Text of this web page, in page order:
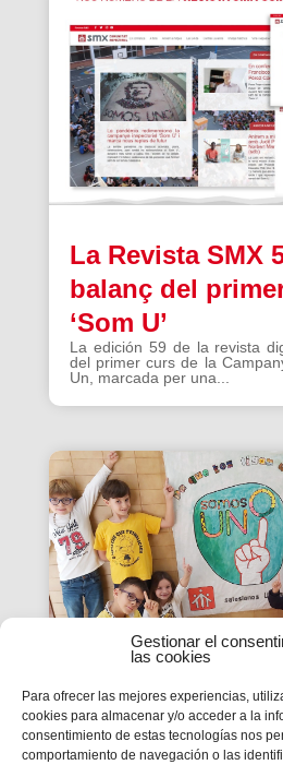
Gestionar el
las cookies
Para ofrecer las mejores experiencias,
cookies para almacenar y/o acceder a la
consentimiento de estas tecnologías nos
comportamiento de navegación o las
La Revista SMX
balanç del
‘Som U’
La edición 59 de la revista
del primer curs de la
Un, marcada per una...
La Revista SMX